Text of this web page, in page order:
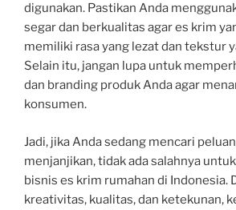
digunakan. Pastikan Anda
segar dan berkualitas agar es krim
memiliki rasa yang lezat dan tekstur
Selain itu, jangan lupa untuk
dan branding produk Anda agar
konsumen.
Jadi, jika Anda sedang mencari
menjanjikan, tidak ada salahnya
bisnis es krim rumahan di Indonesia.
kreativitas, kualitas, dan ketekunan,